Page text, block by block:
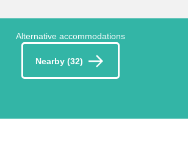
Alternative accommodations
Nearby (32)